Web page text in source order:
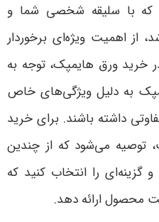
که با سلیقه شخصی شما و
از اهمیت ویژه‌ای برخوردار
خرید ورق هایمپک، توجه به
به دلیل ویژگی‌های خاص
داشته باشند. برای خرید
توصیه می‌شود که از چندین
گزینه‌ای را انتخاب کنید که
محصول ارائه دهد.